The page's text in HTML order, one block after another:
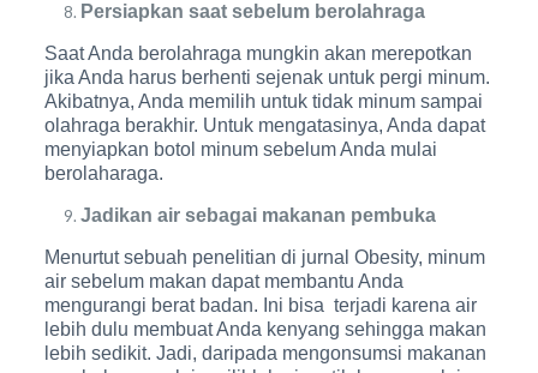
Persiapkan saat sebelum berolahraga
Saat Anda berolahraga mungkin akan merepotkan
jika Anda harus berhenti sejenak untuk pergi minum.
Akibatnya, Anda memilih untuk tidak minum sampai
olahraga berakhir. Untuk mengatasinya, Anda dapat
menyiapkan botol minum sebelum Anda mulai
berolaharaga.
Jadikan air sebagai makanan pembuka
Menurtut sebuah penelitian di jurnal Obesity, minum
air sebelum makan dapat membantu Anda
mengurangi berat badan. Ini bisa terjadi karena air
lebih dulu membuat Anda kenyang sehingga makan
lebih sedikit. Jadi, daripada mengonsumsi makanan